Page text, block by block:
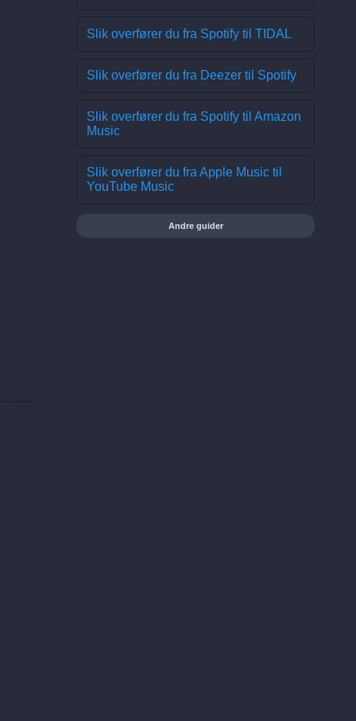
Slik overfører du fra Spotify til TIDAL
Slik overfører du fra Deezer til Spotify
Slik overfører du fra Spotify til Amazon
Music
Slik overfører du fra Apple Music til
YouTube Music
Andre guider